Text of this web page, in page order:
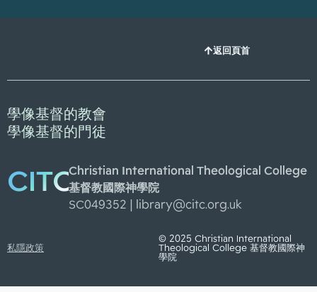
返回頁首
學像基督的教會
學像基督的門徒
CITCChristian International Theological College
基督教國際神學院
SC049352 |
library@citc.org.uk
私隱政策
© 2025 Christian International
Theological College 基督教國際神
學院